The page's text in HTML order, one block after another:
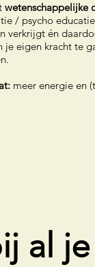
wetenschappelijke
/ psycho
verkrijgt én
je eigen kracht te
meer energie en
al